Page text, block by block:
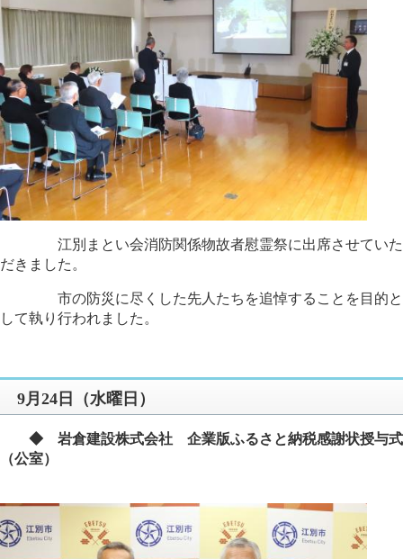
江別まとい会消防関係物故者慰霊祭に出席させていた
だきました。
市の防災に尽くした先人たちを追悼することを目的と
して執り行われました。
9月24日（水曜日）
◆ 岩倉建設株式会社 企業版ふるさと納税感謝状授与式
（公室）